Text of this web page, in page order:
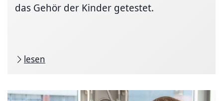
das Gehör der Kinder getestet.
lesen